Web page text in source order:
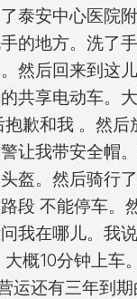
泰安中心医院
的地方。洗了
然后回来到这
共享电动车。
歉和我 。然后
让我带安全帽
盔。然后骑行了
段 不能停车。
我在哪儿。我
概10分钟上车
运还有三年到